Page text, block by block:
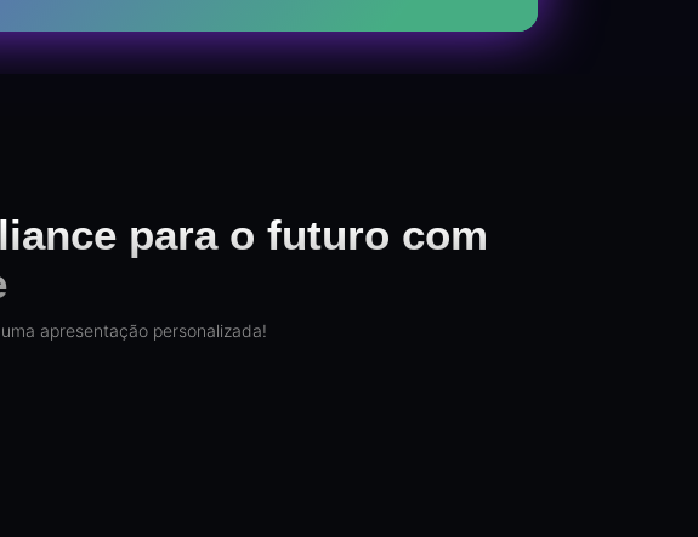
para o futuro com
apresentação personalizada!